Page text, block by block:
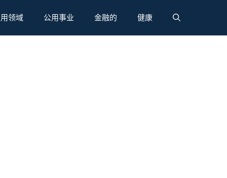
领域 公用事业 金融的 健康